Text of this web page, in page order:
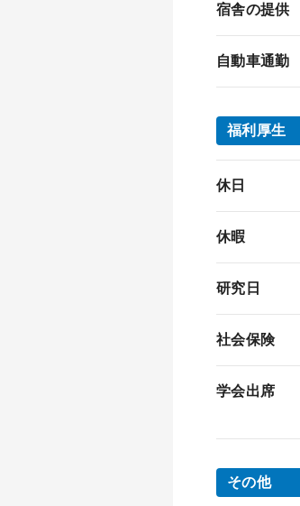
宿舎の提供
自動車通勤
福利厚生
休日
休暇
研究日
社会保険
学会出席
その他